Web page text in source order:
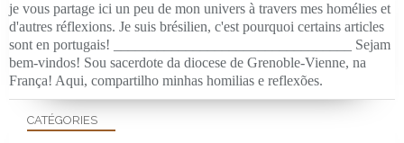
je vous partage ici un peu de mon univers à travers mes homélies et
d'autres réflexions. Je suis brésilien, c'est pourquoi certains articles
sont en portugais! _________________________________ Sejam
bem-vindos! Sou sacerdote da diocese de Grenoble-Vienne, na
França! Aqui, compartilho minhas homilias e reflexões.
CATÉGORIES